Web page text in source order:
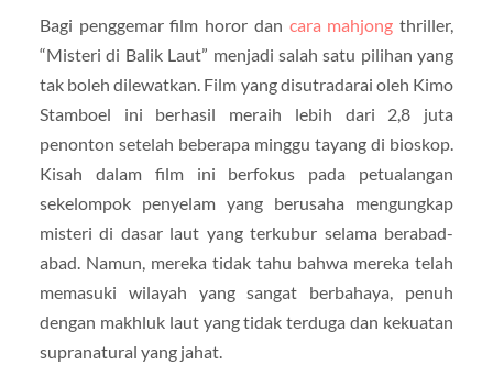
Bagi penggemar film horor dan cara mahjong thriller,
“Misteri di Balik Laut” menjadi salah satu pilihan yang
tak boleh dilewatkan. Film yang disutradarai oleh Kimo
Stamboel ini berhasil meraih lebih dari 2,8 juta
penonton setelah beberapa minggu tayang di bioskop.
Kisah dalam film ini berfokus pada petualangan
sekelompok penyelam yang berusaha mengungkap
misteri di dasar laut yang terkubur selama berabad-
abad. Namun, mereka tidak tahu bahwa mereka telah
memasuki wilayah yang sangat berbahaya, penuh
dengan makhluk laut yang tidak terduga dan kekuatan
supranatural yang jahat.